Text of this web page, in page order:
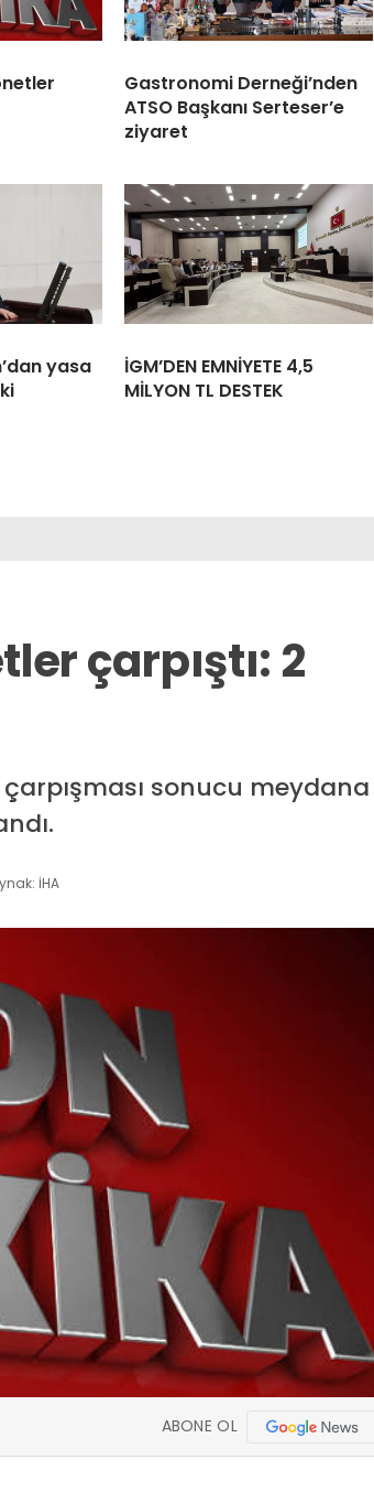
Gastronomi Derneği’nden
ATSO Başkanı Serteser’e
ziyaret
yasa
İGM’DEN EMNİYETE 4,5
MİLYON TL DESTEK
çarpıştı: 2
sonucu meydana
İHA
ABONE OL